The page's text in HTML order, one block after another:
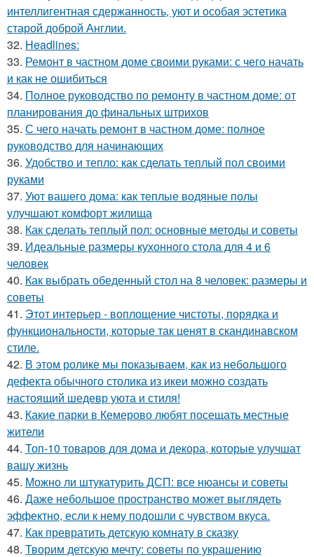
интеллигентная сдержанность, уют и особая эстетика
старой доброй Англии.
32. Headlines:
33. Ремонт в частном доме своими руками: с чего начать
и как не ошибиться
34. Полное руководство по ремонту в частном доме: от
планирования до финальных штрихов
35. С чего начать ремонт в частном доме: полное
руководство для начинающих
36. Удобство и тепло: как сделать теплый пол своими
руками
37. Уют вашего дома: как теплые водяные полы
улучшают комфорт жилища
38. Как сделать теплый пол: основные методы и советы
39. Идеальные размеры кухонного стола для 4 и 6
человек
40. Как выбрать обеденный стол на 8 человек: размеры и
советы
41. Этот интерьер - воплощение чистоты, порядка и
функциональности, которые так ценят в скандинавском
стиле.
42. В этом ролике мы показываем, как из небольшого
дефекта обычного столика из икеи можно создать
настоящий шедевр уюта и стиля!
43. Какие парки в Кемерово любят посещать местные
жители
44. Топ-10 товаров для дома и декора, которые улучшат
вашу жизнь
45. Можно ли штукатурить ДСП: все нюансы и советы
46. Даже небольшое пространство может выглядеть
эффектно, если к нему подошли с чувством вкуса.
47. Как превратить детскую комнату в сказку
48. Творим детскую мечту: советы по украшению